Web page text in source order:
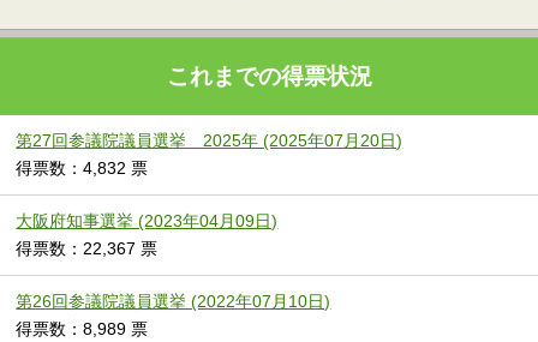
これまでの得票状況
第27回参議院議員選挙 2025年 (2025年07月20日)
得票数：4,832 票
大阪府知事選挙 (2023年04月09日)
得票数：22,367 票
第26回参議院議員選挙 (2022年07月10日)
得票数：8,989 票